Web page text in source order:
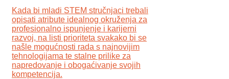
Kada bi mladi STEM stručnjaci trebali
opisati atribute idealnog okruženja za
profesionalno ispunjenje i karijerni
razvoj, na listi prioriteta svakako bi se
našle mogućnosti rada s najnovijim
tehnologijama te stalne prilike za
napredovanje i obogaćivanje svojih
kompetencija.